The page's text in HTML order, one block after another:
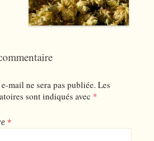
mail ne sera pas publiée. Les
sont indiqués avec *
*